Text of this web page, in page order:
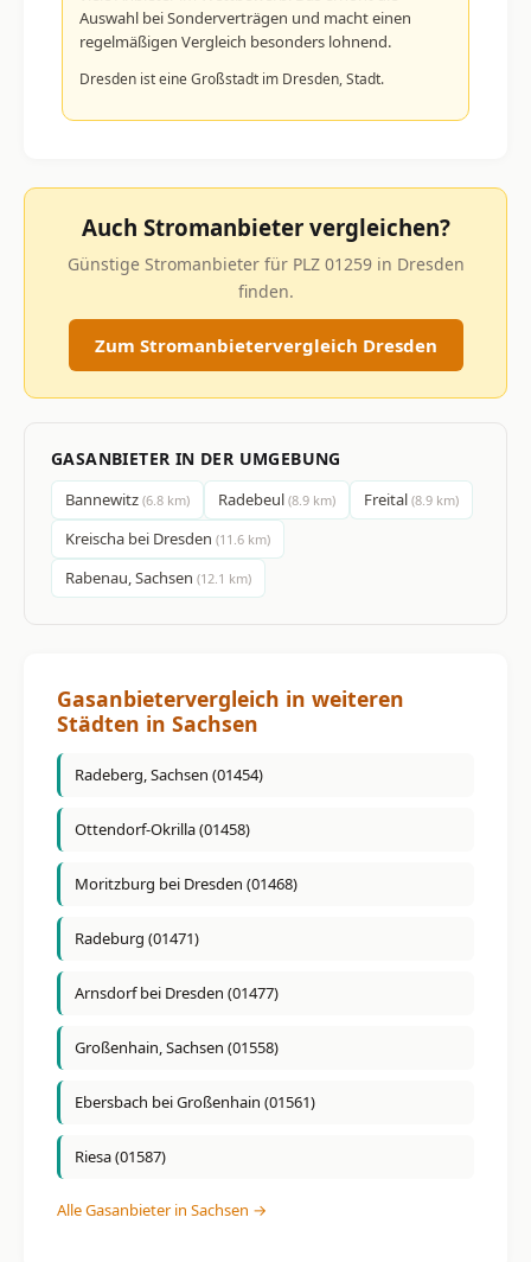
Auswahl bei Sonderverträgen und macht einen
regelmäßigen Vergleich besonders lohnend.
Dresden ist eine Großstadt im Dresden, Stadt.
Auch Stromanbieter vergleichen?
Günstige Stromanbieter für PLZ 01259 in Dresden
finden.
Zum Stromanbietervergleich Dresden
GASANBIETER IN DER UMGEBUNG
Bannewitz (6.8 km) Radebeul (8.9 km) Freital (8.9 km)
Kreischa bei Dresden (11.6 km)
Rabenau, Sachsen (12.1 km)
Gasanbietervergleich in weiteren
Städten in Sachsen
Radeberg, Sachsen (01454)
Ottendorf-Okrilla (01458)
Moritzburg bei Dresden (01468)
Radeburg (01471)
Arnsdorf bei Dresden (01477)
Großenhain, Sachsen (01558)
Ebersbach bei Großenhain (01561)
Riesa (01587)
Alle Gasanbieter in Sachsen →